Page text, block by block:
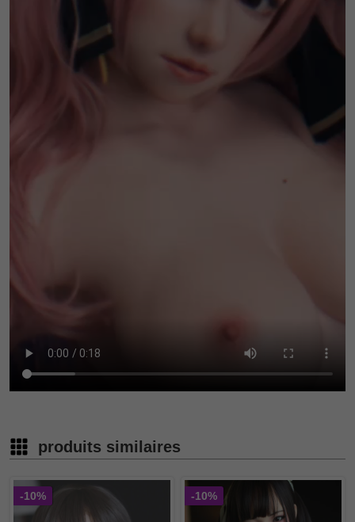
produits similaires
-10% -10%